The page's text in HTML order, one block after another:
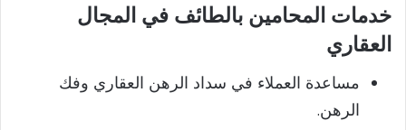
خدمات المحامين بالطائف في المجال
العقاري
مساعدة العملاء في سداد الرهن العقاري وفك
الرهن.